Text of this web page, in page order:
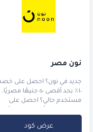
نون مصر
جديد في نون؟ احصل على خصم
١٠٪ بحد أقصى ٥٠ جنيهًا مصريًا.
مستخدم حالي؟ احصل على
عرض كود